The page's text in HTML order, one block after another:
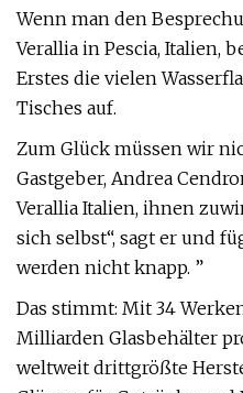
Wenn man den
Verallia in Pescia, Italien,
Erstes die vielen
Tisches auf.
Zum Glück müssen wir
Gastgeber, Andrea
Verallia Italien, ihnen
sich selbst“, sagt er und
werden nicht knapp. ”
Das stimmt: Mit 34
Milliarden Glasbehälter
weltweit drittgrößte